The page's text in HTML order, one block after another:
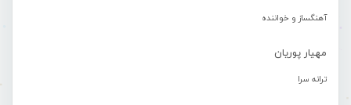
آهنگساز و خواننده
مهیار پوریان
ترانه سرا